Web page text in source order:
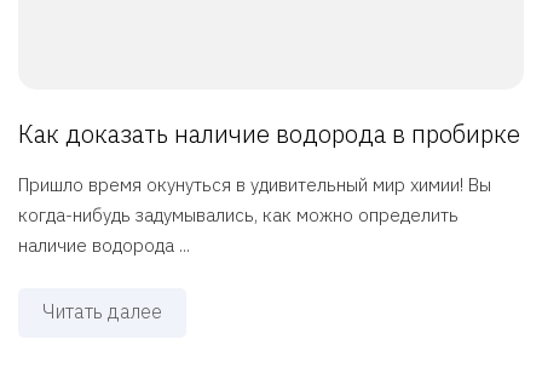
Как доказать наличие водорода в пробирке
Пришло время окунуться в удивительный мир химии! Вы
когда-нибудь задумывались, как можно определить
наличие водорода ...
Читать далее